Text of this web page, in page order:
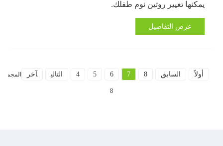
يمكنها تغيير روتين نوم طفلك.
عرض التفاصيل
أولاً السابق 4 5 6 7 8 التالي آخر المجموع
8